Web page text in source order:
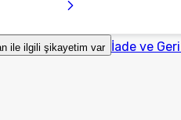
ile ilgili şikayetim var İade ve